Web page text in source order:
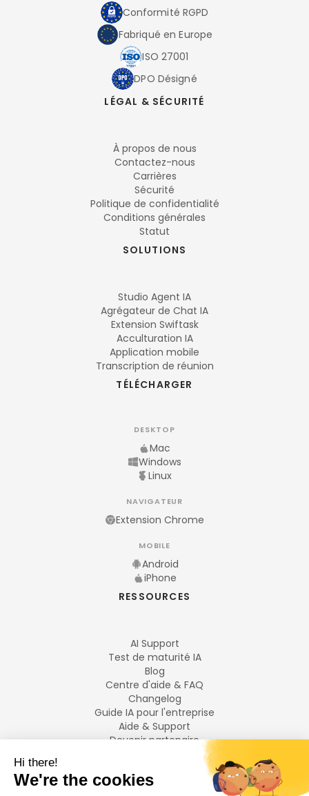
Conformité RGPD
Fabriqué en Europe
ISO 27001
DPO Désigné
LÉGAL & SÉCURITÉ
À propos de nous
Contactez-nous
Carrières
Sécurité
Politique de confidentialité
Conditions générales
Statut
SOLUTIONS
Studio Agent IA
Agrégateur de Chat IA
Extension Swiftask
Acculturation IA
Application mobile
Transcription de réunion
TÉLÉCHARGER
DESKTOP
Mac
Windows
Linux
NAVIGATEUR
Extension Chrome
MOBILE
Android
iPhone
RESSOURCES
AI Support
Test de maturité IA
Blog
Centre d'aide & FAQ
Changelog
Guide IA pour l'entreprise
Aide & Support
Devenir partenaire
LANGUES